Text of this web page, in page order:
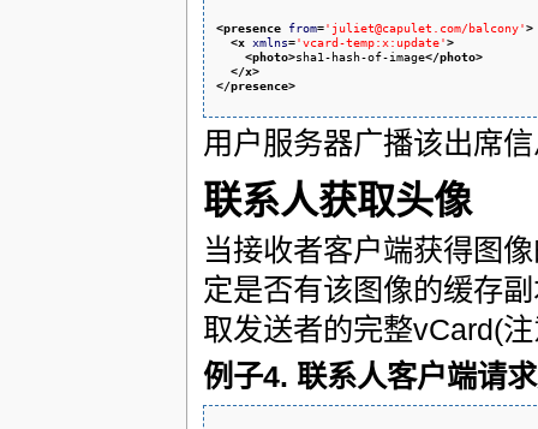
<presence from='juliet@capulet.com/balcony'>
<x xmlns='vcard-temp:x:update'>
<photo>sha1-hash-of-image</photo>
</x>
</presence>
用户服务器广播该出席
联系人获取头像
当接收者客户端获得图
定是否有该图像的缓存
取发送者的完整vCard(
例子4. 联系人客户端请